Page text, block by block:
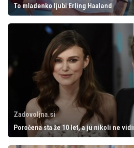
To mladenko ljubi Erling Haaland
Zadovoljna.si
Poročena sta že 10 let, a ju nikoli ne